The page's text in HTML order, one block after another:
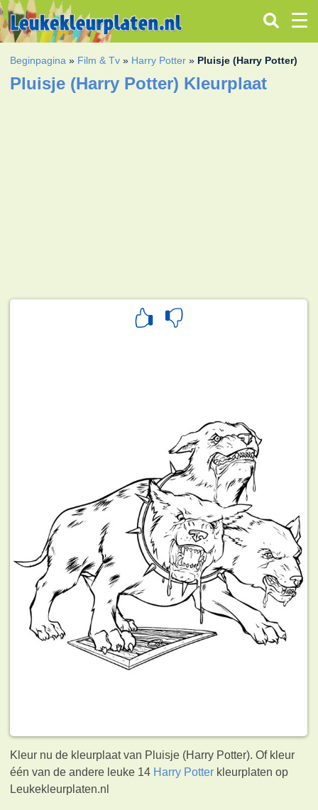
Beginpagina » Film & Tv » Harry Potter » Pluisje (Harry Potter)
Pluisje (Harry Potter) Kleurplaat
Kleur nu de kleurplaat van Pluisje (Harry Potter). Of kleur
één van de andere leuke 14 Harry Potter kleurplaten op
Leukekleurplaten.nl